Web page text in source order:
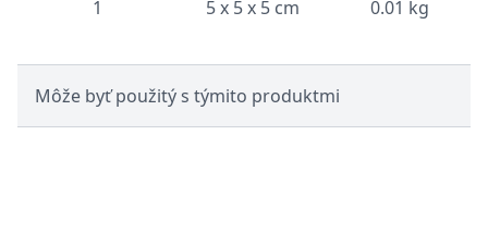
1
5 x 5 x 5 cm 0.01 kg
Môže byť použitý s týmito produktmi